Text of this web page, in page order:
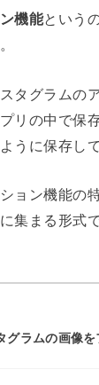
機能という
タグラムの
リの中で保
うに保存し
ョン機能の
集まる形式
ラムの画像を